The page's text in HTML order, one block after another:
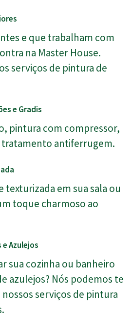
e que trabalham com
na Master House.
serviços de pintura de
e Gradis
pintura com compressor,
antiferrugem.
texturizada em sua sala ou
toque charmoso ao
Azulejos
sua cozinha ou banheiro
azulejos? Nós podemos te
serviços de pintura